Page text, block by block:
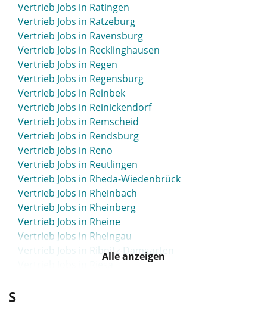
Vertrieb Jobs in Ratingen
Vertrieb Jobs in Ratzeburg
Vertrieb Jobs in Ravensburg
Vertrieb Jobs in Recklinghausen
Vertrieb Jobs in Regen
Vertrieb Jobs in Regensburg
Vertrieb Jobs in Reinbek
Vertrieb Jobs in Reinickendorf
Vertrieb Jobs in Remscheid
Vertrieb Jobs in Rendsburg
Vertrieb Jobs in Reno
Vertrieb Jobs in Reutlingen
Vertrieb Jobs in Rheda-Wiedenbrück
Vertrieb Jobs in Rheinbach
Vertrieb Jobs in Rheinberg
Vertrieb Jobs in Rheine
Vertrieb Jobs in Rheingau
Vertrieb Jobs in Ribnitz-Damgarten
Vertrieb Jobs in Rodgau
Alle anzeigen
S